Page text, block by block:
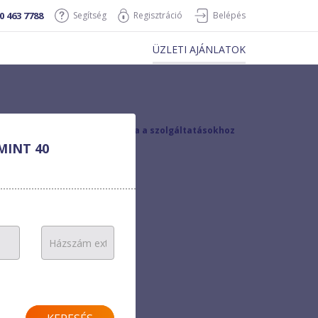
463 7788 Segítség Regisztráció Belépés
ÜZLETI AJÁNLATOK
vissza a szolgáltatásokhoz
40